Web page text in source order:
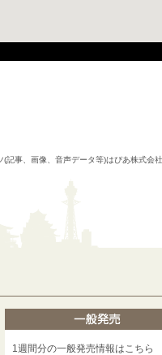
記事、画像、音声データ等)はぴあ株式会
1週間分の一般発売情報はこちら